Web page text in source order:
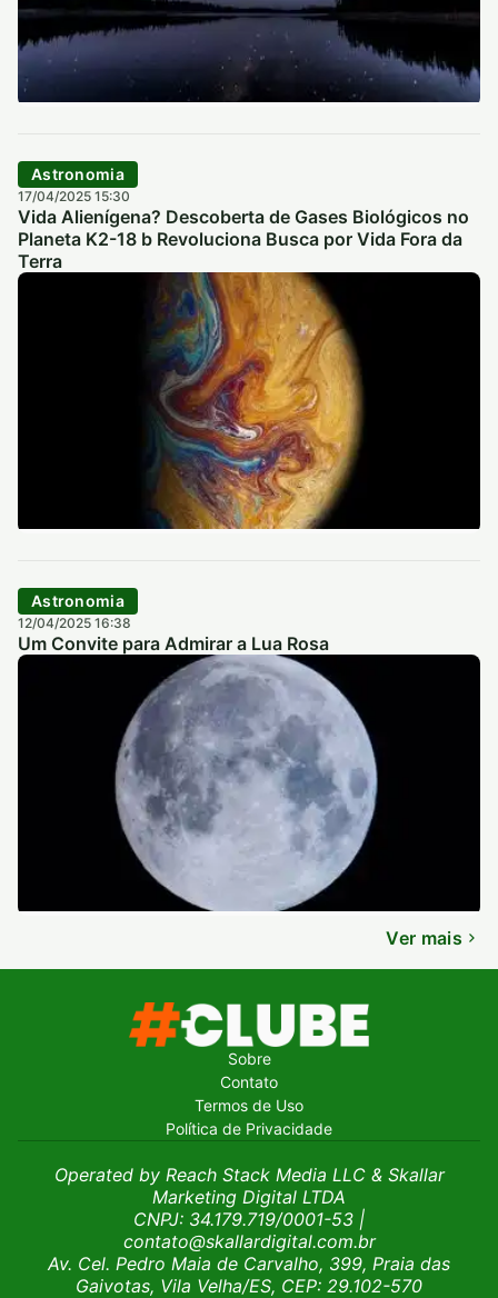
Astronomia
17/04/2025 15:30
Vida Alienígena? Descoberta de Gases Biológicos no
Planeta K2-18 b Revoluciona Busca por Vida Fora da
Terra
Astronomia
12/04/2025 16:38
Um Convite para Admirar a Lua Rosa
Ver mais
Sobre
Contato
Termos de Uso
Política de Privacidade
Operated by Reach Stack Media LLC & Skallar
Marketing Digital LTDA
CNPJ: 34.179.719/0001-53 |
contato@skallardigital.com.br
Av. Cel. Pedro Maia de Carvalho, 399, Praia das
Gaivotas, Vila Velha/ES, CEP: 29.102-570